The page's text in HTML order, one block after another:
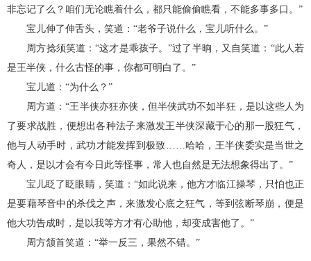
非忘记了么？咱们无论瞧着什么，都只能偷偷瞧看，不能多事多口。”
宝儿伸了伸舌头，笑道：“老爷子说什么，宝儿听什么。”
周方捻须笑道：“这才是乖孩子。”过了半晌，又自笑道：“此人若
是王半侠，什么古怪的事，你都可明白了。”
宝儿道：“为什么？”
周方道：“王半侠亦狂亦侠，但半侠武功不如半狂，是以这些人为
了要求战胜，便想出各种法子来激发王半侠深藏于心的那一股狂气，
他与人动手时，武功才能发挥到极致……哈哈，王半侠委实是当世之
奇人，是以才会有今日此等怪事，常人也自然是无法想象得出了。”
宝儿眨了眨眼睛，笑道：“如此说来，他方才临江操琴，只怕也正
是要藉琴音中的杀伐之声，来激发心底之狂气，等到弦断琴崩，便是
他大功告成时，是以我等方才有心助他，却变成害他了。”
周方颔首笑道：“举一反三，果然不错。”